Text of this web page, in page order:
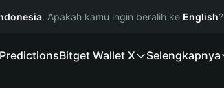
. Apakah kamu ingin beralih ke English?
PredictionsBitget Wallet X Selengkapnya